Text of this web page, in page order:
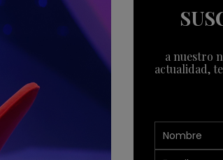
a nuestro
actualidad,